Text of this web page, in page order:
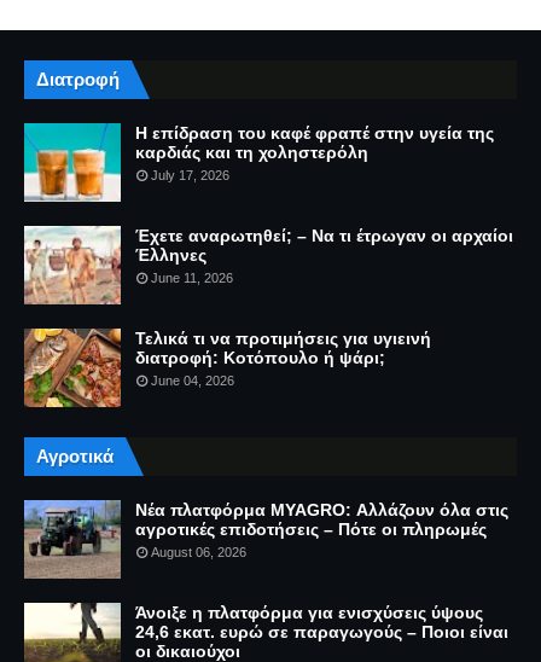
Διατροφή
Η επίδραση του καφέ φραπέ στην υγεία της
καρδιάς και τη χοληστερόλη
July 17, 2026
Έχετε αναρωτηθεί; – Να τι έτρωγαν οι αρχαίοι
Έλληνες
June 11, 2026
Τελικά τι να προτιμήσεις για υγιεινή
διατροφή: Κοτόπουλο ή ψάρι;
June 04, 2026
Αγροτικά
Νέα πλατφόρμα MYAGRO: Αλλάζουν όλα στις
αγροτικές επιδοτήσεις – Πότε οι πληρωμές
August 06, 2026
Άνοιξε η πλατφόρμα για ενισχύσεις ύψους
24,6 εκατ. ευρώ σε παραγωγούς – Ποιοι είναι
οι δικαιούχοι